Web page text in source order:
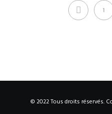
1
© 2022 Tous droits réservés.